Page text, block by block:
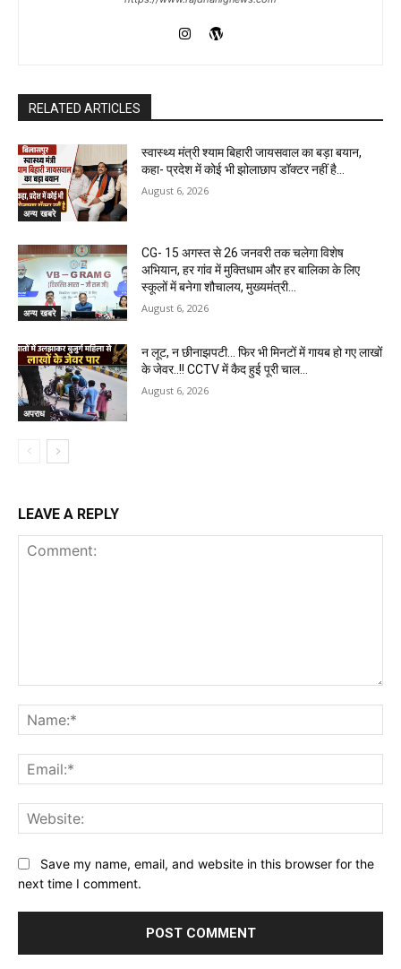
RELATED ARTICLES
अन्य खबरे
स्वास्थ्य मंत्री श्याम बिहारी जायसवाल का बड़ा बयान,
कहा- प्रदेश में कोई भी झोलाछाप डॉक्टर नहीं है…
August 6, 2026
अन्य खबरे
CG- 15 अगस्त से 26 जनवरी तक चलेगा विशेष
अभियान, हर गांव में मुक्तिधाम और हर बालिका के लिए
स्कूलों में बनेगा शौचालय, मुख्यमंत्री...
August 6, 2026
अपराध
न लूट, न छीनाझपटी… फिर भी मिनटों में गायब हो गए लाखों
के जेवर..!! CCTV में कैद हुई पूरी चाल…
August 6, 2026
LEAVE A REPLY
Save my name, email, and website in this browser for the
next time I comment.